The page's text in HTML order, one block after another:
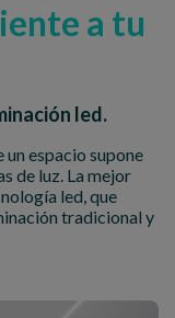
a tu
led.
un espacio supone
de luz. La mejor
led, que
tradicional y